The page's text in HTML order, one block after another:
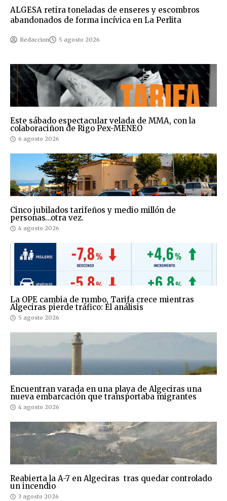
ALGESA retira toneladas de enseres y escombros
abandonados de forma incívica en La Perlita
Redaccion 5 agosto 2026
Este sábado espectacular velada de MMA, con la
colaboraciñon de Rigo Pex-MENEO
6 agosto 2026
Cinco jubilados tarifeños y medio millón de
personas…otra vez.
4 agosto 2026
La OPE cambia de rumbo, Tarifa crece mientras
Algeciras pierde tráfico: El análisis
5 agosto 2026
Encuentran varada en una playa de Algeciras una
nueva embarcación que transportaba migrantes
4 agosto 2026
Reabierta la A-7 en Algeciras tras quedar controlado
un incendio
3 agosto 2026